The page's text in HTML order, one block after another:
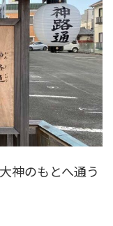
神のもとへ通う